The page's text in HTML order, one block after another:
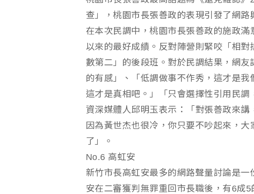
查」，桃園市長張善政的表現引發了網路
在本次民調中，桃園市長張善政的施政
以來的最好成績。反對陣營則緊咬「相
數第二」的後段班。對於民調結果，網
的有感」、「低調做事不作秀，這才是我
這才是真相吧。」「只會選擇性引用民調
資深媒體人邱明玉表示：「對張善政來講
因為黃世杰也很冷，你只要不吵起來，
了」。
No.6 高虹安
新竹市長高虹安最多的網路聲量討論是
安在二審獲判無罪重回市長職後，有6成